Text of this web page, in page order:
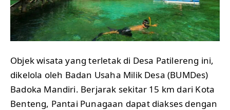
Objek wisata yang terletak di Desa Patilereng ini,
dikelola oleh Badan Usaha Milik Desa (BUMDes)
Badoka Mandiri. Berjarak sekitar 15 km dari Kota
Benteng, Pantai Punagaan dapat diakses dengan